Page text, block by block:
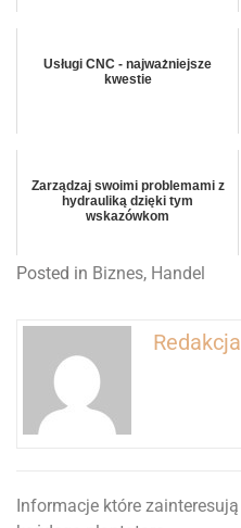
Usługi CNC - najważniejsze
kwestie
Zarządzaj swoimi problemami z
hydrauliką dzięki tym
wskazówkom
Posted in Biznes, Handel
Redakcja
Nawigacja
Informacje które zainteresują